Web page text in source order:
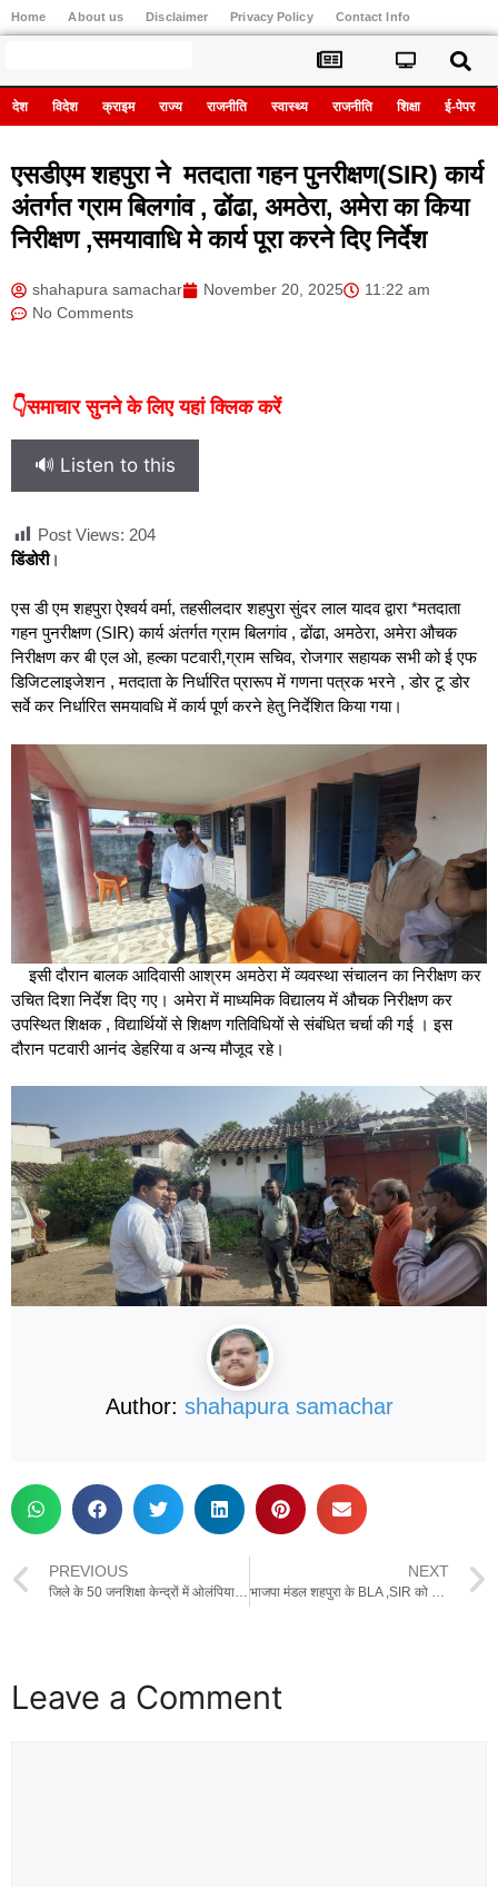
Home About us Disclaimer Privacy Policy Contact Info
देश विदेश क्राइम राज्य राजनीति स्वास्थ्य राजनीति शिक्षा ई-पेपर
एसडीएम शहपुरा ने मतदाता गहन पुनरीक्षण(SIR) कार्य
अंतर्गत ग्राम बिलगांव , ढोंढा, अमठेरा, अमेरा का किया
निरीक्षण ,समयावाधि मे कार्य पूरा करने दिए निर्देश
shahapura samachar November 20, 2025
11:22 am
No Comments
👇समाचार सुनने के लिए यहां क्लिक करें
🔊 Listen to this
Post Views: 204
डिंडोरी।
एस डी एम शहपुरा ऐश्वर्य वर्मा, तहसीलदार शहपुरा सुंदर लाल यादव द्वारा *मतदाता
गहन पुनरीक्षण (SIR) कार्य अंतर्गत ग्राम बिलगांव , ढोंढा, अमठेरा, अमेरा औचक
निरीक्षण कर बी एल ओ, हल्का पटवारी,ग्राम सचिव, रोजगार सहायक सभी को ई एफ
डिजिटलाइजेशन , मतदाता के निर्धारित प्रारूप में गणना पत्रक भरने , डोर टू डोर
सर्वे कर निर्धारित समयावधि में कार्य पूर्ण करने हेतु निर्देशित किया गया।
इसी दौरान बालक आदिवासी आश्रम अमठेरा में व्यवस्था संचालन का निरीक्षण कर
उचित दिशा निर्देश दिए गए। अमेरा में माध्यमिक विद्यालय में औचक निरीक्षण कर
उपस्थित शिक्षक , विद्यार्थियों से शिक्षण गतिविधियों से संबंधित चर्चा की गई । इस
दौरान पटवारी आनंद डेहरिया व अन्य मौजूद रहे।
Author: shahapura samachar
PREVIOUS
जिले के 50 जनशिक्षा केन्द्रों में ओलंपियाड परीक्षा सफलतापूर्वक सम्पन्न
NEXT
भाजपा मंडल शहपुरा के BLA ,SIR को लेकर कर रहे घर जाकर सम्पर्क
Leave a Comment